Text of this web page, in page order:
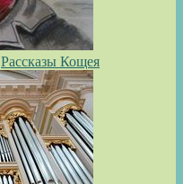
Рассказы Кощея